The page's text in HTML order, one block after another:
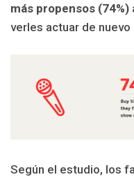
más propensos (74%)
verles actuar de nuevo
Según el estudio, los